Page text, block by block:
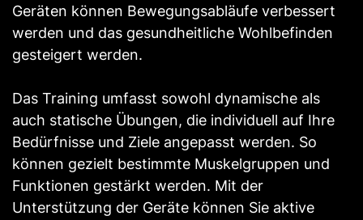
Geräten können Bewegungsabläufe verbessert
werden und das gesundheitliche Wohlbefinden
gesteigert werden.
Das Training umfasst sowohl dynamische als
auch statische Übungen, die individuell auf Ihre
Bedürfnisse und Ziele angepasst werden. So
können gezielt bestimmte Muskelgruppen und
Funktionen gestärkt werden. Mit der
Unterstützung der Geräte können Sie aktive